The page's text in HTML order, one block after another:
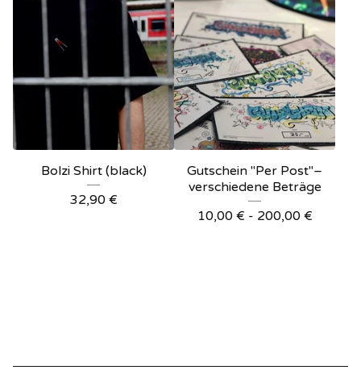
Bolzi Shirt (black)
32,90 €
Gutschein "Per Post"–
verschiedene Beträge
10,00 € - 200,00 €